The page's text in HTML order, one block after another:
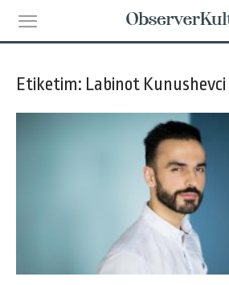
Etiketim: Labinot Kunushevci